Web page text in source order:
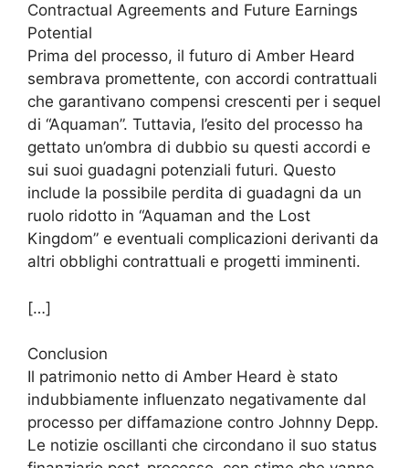
Contractual Agreements and Future Earnings
Potential
Prima del processo, il futuro di Amber Heard
sembrava promettente, con accordi contrattuali
che garantivano compensi crescenti per i sequel
di “Aquaman”. Tuttavia, l’esito del processo ha
gettato un’ombra di dubbio su questi accordi e
sui suoi guadagni potenziali futuri. Questo
include la possibile perdita di guadagni da un
ruolo ridotto in “Aquaman and the Lost
Kingdom” e eventuali complicazioni derivanti da
altri obblighi contrattuali e progetti imminenti.
[…]
Conclusion
Il patrimonio netto di Amber Heard è stato
indubbiamente influenzato negativamente dal
processo per diffamazione contro Johnny Depp.
Le notizie oscillanti che circondano il suo status